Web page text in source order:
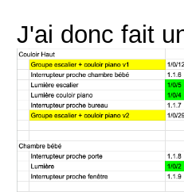
J'ai donc fait